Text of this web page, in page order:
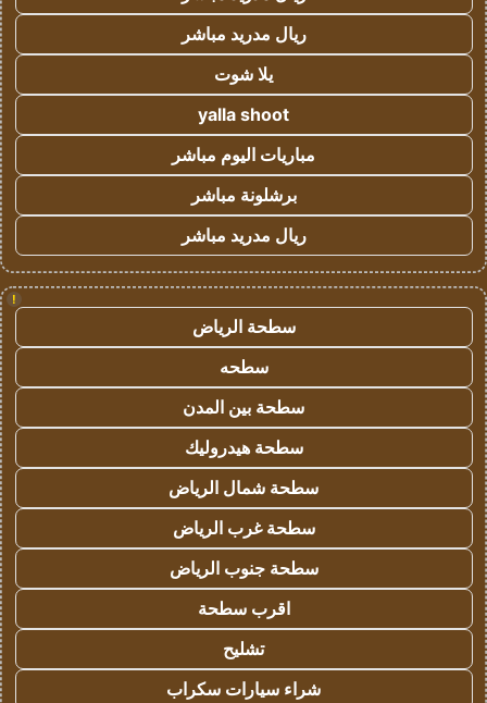
ريال مدريد مباشر
يلا شوت
yalla shoot
مباريات اليوم مباشر
برشلونة مباشر
ريال مدريد مباشر
!
سطحة الرياض
سطحه
سطحة بين المدن
سطحة هيدروليك
سطحة شمال الرياض
سطحة غرب الرياض
سطحة جنوب الرياض
اقرب سطحة
تشليح
شراء سيارات سكراب